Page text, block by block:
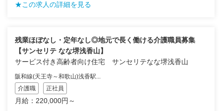
★この求人の詳細を見る
残業ほぼなし・定年なし◎地元で長く働ける介護職員募集
【サンセリテ なな堺浅香山】
サービス付き高齢者向け住宅 サンセリテなな堺浅香山
阪和線(天王寺～和歌山)浅香駅...
介護職
正社員
月給：220,000円～